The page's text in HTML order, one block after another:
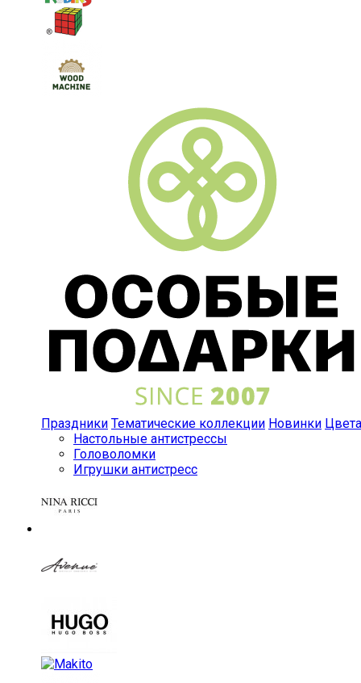
Праздники Тематические коллекции Новинки Цвета
Настольные антистрессы
Головоломки
Игрушки антистресс